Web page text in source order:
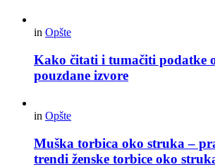
in Opšte
Kako čitati i tumačiti podatke
pouzdane izvore
in Opšte
Muška torbica oko struka –
trendi ženske torbice oko